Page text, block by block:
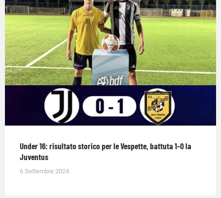
Under 16: risultato storico per le Vespette, battuta 1-0 la
Juventus
6 Settembre 2024